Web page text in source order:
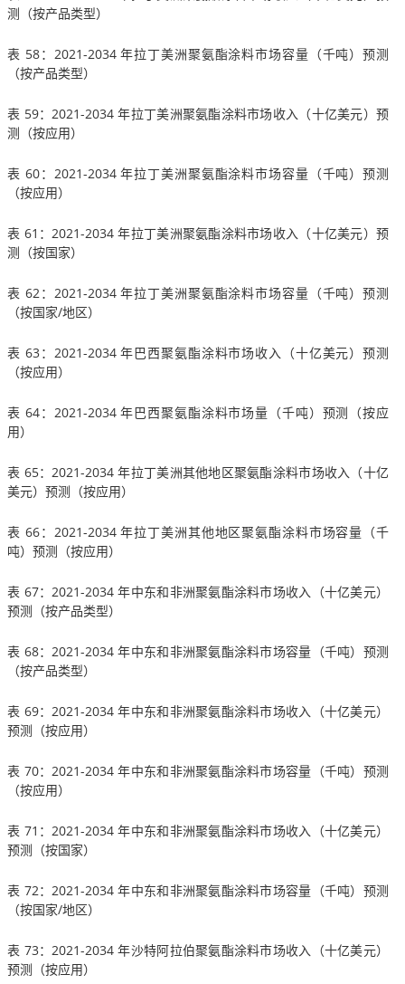
测（按产品类型）
表 58：2021-2034 年拉丁美洲聚氨酯涂料市场容量（千吨）预测
（按产品类型）
表 59：2021-2034 年拉丁美洲聚氨酯涂料市场收入（十亿美元）预
测（按应用）
表 60：2021-2034 年拉丁美洲聚氨酯涂料市场容量（千吨）预测
（按应用）
表 61：2021-2034 年拉丁美洲聚氨酯涂料市场收入（十亿美元）预
测（按国家）
表 62：2021-2034 年拉丁美洲聚氨酯涂料市场容量（千吨）预测
（按国家/地区）
表 63：2021-2034 年巴西聚氨酯涂料市场收入（十亿美元）预测
（按应用）
表 64：2021-2034 年巴西聚氨酯涂料市场量（千吨）预测（按应
用）
表 65：2021-2034 年拉丁美洲其他地区聚氨酯涂料市场收入（十亿
美元）预测（按应用）
表 66：2021-2034 年拉丁美洲其他地区聚氨酯涂料市场容量（千
吨）预测（按应用）
表 67：2021-2034 年中东和非洲聚氨酯涂料市场收入（十亿美元）
预测（按产品类型）
表 68：2021-2034 年中东和非洲聚氨酯涂料市场容量（千吨）预测
（按产品类型）
表 69：2021-2034 年中东和非洲聚氨酯涂料市场收入（十亿美元）
预测（按应用）
表 70：2021-2034 年中东和非洲聚氨酯涂料市场容量（千吨）预测
（按应用）
表 71：2021-2034 年中东和非洲聚氨酯涂料市场收入（十亿美元）
预测（按国家）
表 72：2021-2034 年中东和非洲聚氨酯涂料市场容量（千吨）预测
（按国家/地区）
表 73：2021-2034 年沙特阿拉伯聚氨酯涂料市场收入（十亿美元）
预测（按应用）